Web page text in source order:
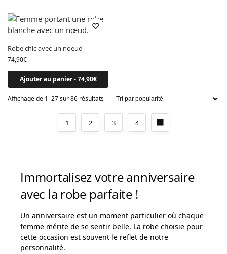
Robe chic avec un noeud
74,90€
Ajouter au panier - 74,90€
Affichage de 1–27 sur 86 résultats
1 2 3 4
Immortalisez votre anniversaire
avec la robe parfaite !
Un anniversaire est un moment particulier où chaque
femme mérite de se sentir belle. La robe choisie pour
cette occasion est souvent le reflet de notre
personnalité.